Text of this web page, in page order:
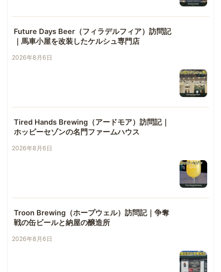
Future Days Beer（フィラデルフィア）訪問記
｜馬車小屋を改装したケルシュ専門店
2026年8月6日
Tired Hands Brewing（アードモア）訪問記｜
ホッピーセゾンの名門ファームハウス
2026年8月6日
Troon Brewing（ホープウェル）訪問記｜争奪
戦の缶ビールと納屋の醸造所
2026年8月6日